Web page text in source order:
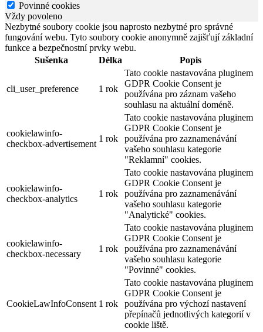
Povinné cookies
Vždy povoleno
Nezbytné soubory cookie jsou naprosto nezbytné pro správné
fungování webu. Tyto soubory cookie anonymně zajišťují základní
funkce a bezpečnostní prvky webu.
Sušenka
Délka Popis
cli_user_preference 1 rok
Tato cookie nastavována pluginem
GDPR Cookie Consent je
používána pro záznam vašeho
souhlasu na aktuální doméně.
cookielawinfo-
checkbox-advertisement
1 rok
Tato cookie nastavována pluginem
GDPR Cookie Consent je
používána pro zaznamenávání
vašeho souhlasu kategorie
"Reklamní" cookies.
cookielawinfo-
checkbox-analytics
1 rok
Tato cookie nastavována pluginem
GDPR Cookie Consent je
používána pro zaznamenávání
vašeho souhlasu kategorie
"Analytické" cookies.
cookielawinfo-
checkbox-necessary
1 rok
Tato cookie nastavována pluginem
GDPR Cookie Consent je
používána pro zaznamenávání
vašeho souhlasu kategorie
"Povinné" cookies.
CookieLawInfoConsent 1 rok
Tato cookie nastavována pluginem
GDPR Cookie Consent je
používána pro výchozí nastavení
přepínačů jednotlivých kategorií v
cookie liště.